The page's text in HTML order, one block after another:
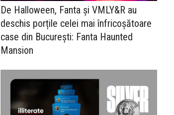
De Halloween, Fanta și VMLY&R au
deschis porțile celei mai înfricoșătoare
case din București: Fanta Haunted
Mansion